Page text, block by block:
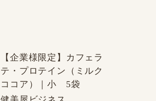
【企業様限定】カフェラ
テ・プロテイン（ミルク
ココア）｜小 5袋